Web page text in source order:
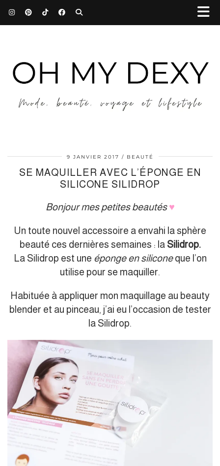
9 JANVIER 2017 BEAUTÉ
SE MAQUILLER AVEC L’ÉPONGE EN
SILICONE SILIDROP
Bonjour mes petites beautés ♥︎
Un toute nouvel accessoire a envahi la sphère
beauté ces dernières semaines : la Silidrop.
La Silidrop est une éponge en siliconeque l’on
utilise pour se maquiller.
Habituée à appliquer mon maquillage au beauty
blender et au pinceau, j’ai eu l’occasion de tester
la Silidrop.